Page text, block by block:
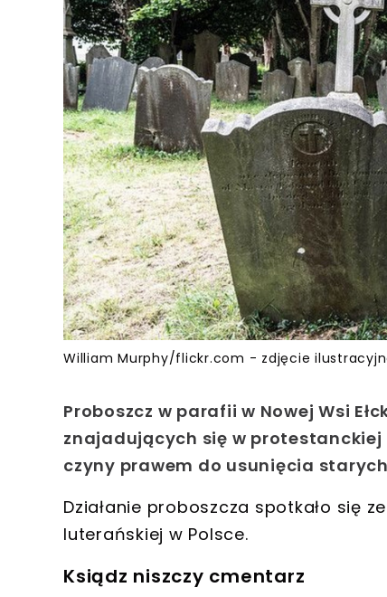
William Murphy/flickr.com - zdjęcie
Proboszcz w parafii w Nowej Wsi
znajadujących się w protestanckiej
czyny prawem do usunięcia
Działanie proboszcza spotkało się
luterańskiej w Polsce.
Ksiądz niszczy cmentarz